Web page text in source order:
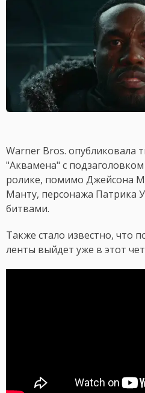
Warner Bros. опубликовала
"Аквамена" с
ролике, помимо Джейсона
Манту, персонажа Патрика
битвами.
Также стало известно, что
ленты выйдет уже в этот